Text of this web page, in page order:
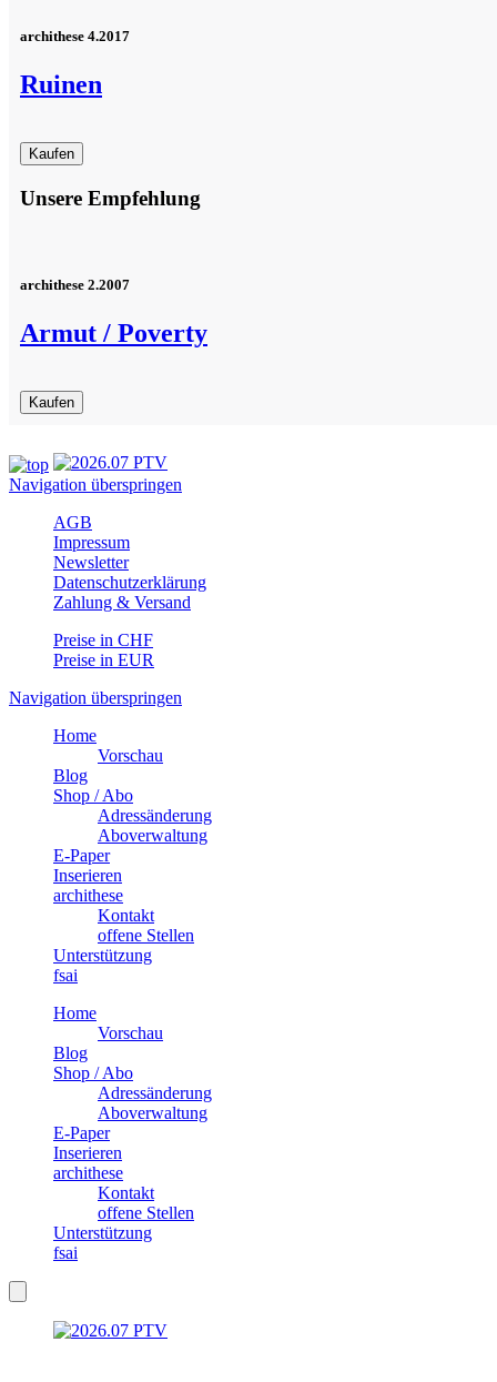
archithese 4.2017
Ruinen
Unsere Empfehlung
archithese 2.2007
Armut / Poverty
Navigation überspringen
AGB
Impressum
Newsletter
Datenschutzerklärung
Zahlung & Versand
Preise in CHF
Preise in EUR
Navigation überspringen
Home
Vorschau
Blog
Shop / Abo
Adressänderung
Aboverwaltung
E-Paper
Inserieren
archithese
Kontakt
offene Stellen
Unterstützung
fsai
Home
Vorschau
Blog
Shop / Abo
Adressänderung
Aboverwaltung
E-Paper
Inserieren
archithese
Kontakt
offene Stellen
Unterstützung
fsai